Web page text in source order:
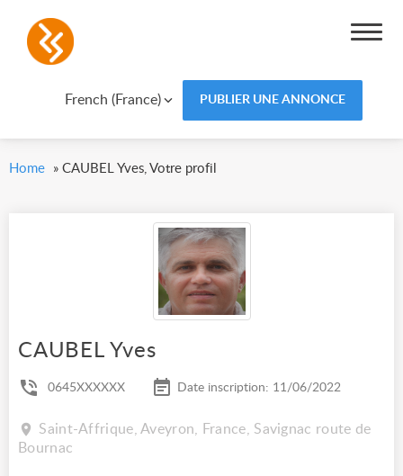
French (France) PUBLIER UNE ANNONCE
Home » CAUBEL Yves, Votre profil
CAUBEL Yves
0645XXXXXX Date inscription: 11/06/2022
Saint-Affrique, Aveyron, France, Savignac route de
Bournac